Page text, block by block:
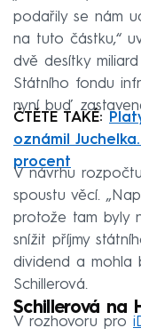
podařily se nám
na tuto částku,“
dvě desítky
Státního fondu
nyní buď
ČTĚTE TAKÉ:
oznámil
procent
V návrhu
spoustu věcí.
protože tam byly
snížit příjmy
dividend a mohla
Schillerová.
Schillerová na
V rozhovoru pro